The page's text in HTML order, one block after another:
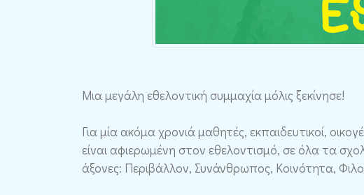
Μια μεγάλη εθελοντική συμμαχία μόλις ξεκίνησε!
Για μία ακόμα χρονιά μαθητές, εκπαιδευτικοί,
είναι αφιερωμένη στον εθελοντισμό, σε όλα τα
άξονες: Περιβάλλον, Συνάνθρωπος, Κοινότητα,